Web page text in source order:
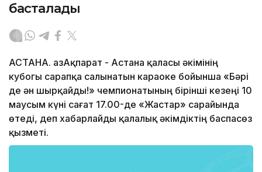
басталады
АСТАНА. ҚазАқпарат - Астана қаласы әкімінің
кубогы сарапқа салынатын караоке бойынша «Бәрі
де ән шырқайды!» чемпионатының бірінші кезеңі 10
маусым күні сағат 17.00-де «Жастар» сарайында
өтеді, деп хабарлайды қалалық әкімдіктің баспасөз
қызметі.